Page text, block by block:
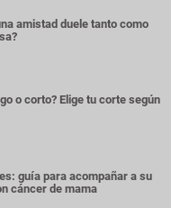
amistad duele tanto como
o corto? Elige tu corte según
guía para acompañar a su
cáncer de mama